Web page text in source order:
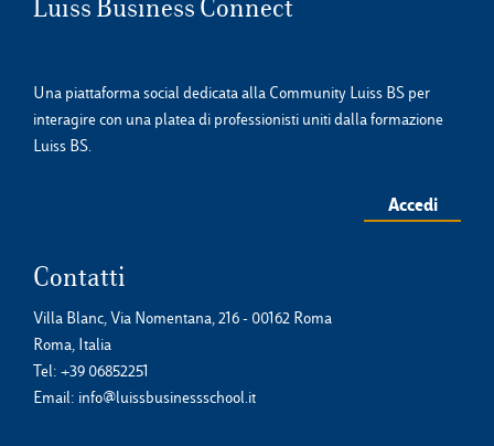
Luiss Business Connect
Una piattaforma social dedicata alla Community Luiss BS per
interagire con una platea di professionisti uniti dalla formazione
Luiss BS.
Accedi
Contatti
Villa Blanc, Via Nomentana, 216 - 00162 Roma
Roma, Italia
Tel: +39 06852251
Email: info@luissbusinessschool.it